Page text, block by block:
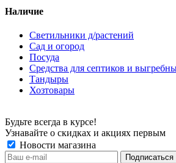
Наличие
Светильники д/растений
Сад и огород
Посуда
Средства для септиков и
Тандыры
Хозтовары
Будьте всегда в курсе!
Узнавайте о скидках и акциях первым
Новости магазина